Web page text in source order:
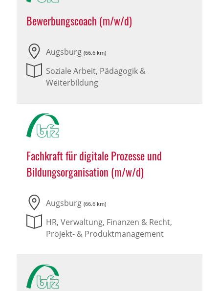
Bewerbungscoach (m/w/d)
Augsburg (66.6 km)
Soziale Arbeit, Pädagogik &
Weiterbildung
Fachkraft für digitale Prozesse und
Bildungsorganisation (m/w/d)
Augsburg (66.6 km)
HR, Verwaltung, Finanzen & Recht,
Projekt- & Produktmanagement